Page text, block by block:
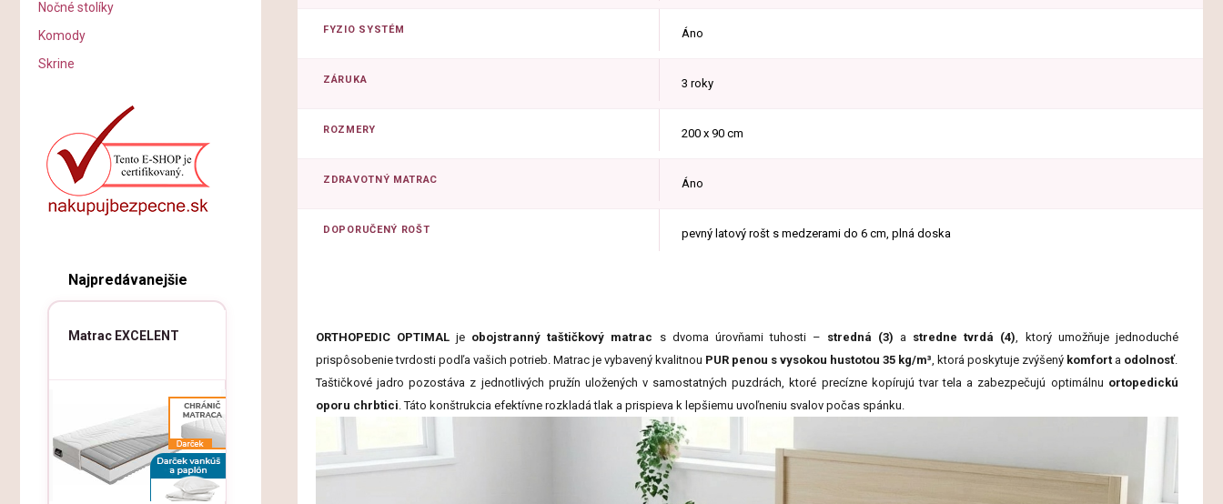
Nočné stolíky
Komody
Skrine
Najpredávanejšie
Matrac EXCELENT
FYZIO SYSTÉM Áno
ZÁRUKA 3 roky
ROZMERY 200 x 90 cm
ZDRAVOTNÝ MATRAC Áno
DOPORUČENÝ ROŠT pevný latový rošt s medzerami do 6 cm, plná doska
ORTHOPEDIC OPTIMAL je obojstranný taštičkový matrac s dvoma úrovňami tuhosti – stredná (3) a stredne tvrdá (4) , ktorý umožňuje jednoduché
prispôsobenie tvrdosti podľa vašich potrieb. Matrac je vybavený kvalitnou PUR penou s vysokou hustotou 35 kg/m³ , ktorá poskytuje zvýšený komfort a odolnosť.
Taštičkové jadro pozostáva z jednotlivých pružín uložených v samostatných puzdrách, ktoré precízne kopírujú tvar tela a zabezpečujú optimálnu ortopedickú
oporu chrbtici . Táto konštrukcia efektívne rozkladá tlak a prispieva k lepšiemu uvoľneniu svalov počas spánku.